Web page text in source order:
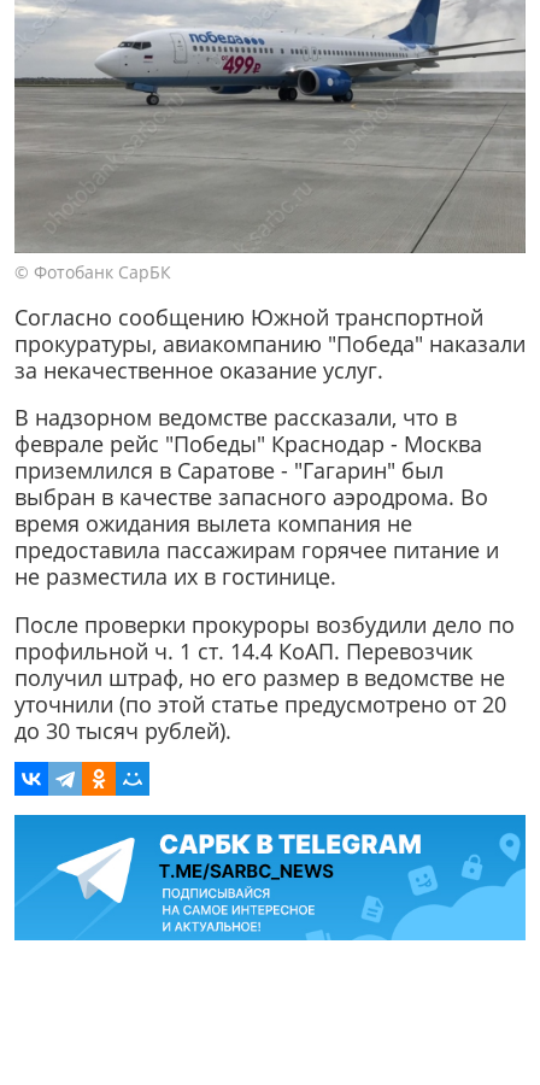
© Фотобанк СарБК
Согласно сообщению Южной транспортной
прокуратуры, авиакомпанию "Победа" наказали
за некачественное оказание услуг.
В надзорном ведомстве рассказали, что в
феврале рейс "Победы" Краснодар - Москва
приземлился в Саратове - "Гагарин" был
выбран в качестве запасного аэродрома. Во
время ожидания вылета компания не
предоставила пассажирам горячее питание и
не разместила их в гостинице.
После проверки прокуроры возбудили дело по
профильной ч. 1 ст. 14.4 КоАП. Перевозчик
получил штраф, но его размер в ведомстве не
уточнили (по этой статье предусмотрено от 20
до 30 тысяч рублей).